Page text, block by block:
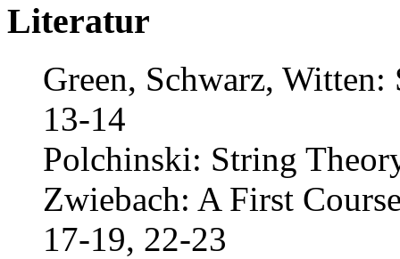
Literatur
Green, Schwarz,
13-14
Polchinski: String
Zwiebach: A First
17-19, 22-23